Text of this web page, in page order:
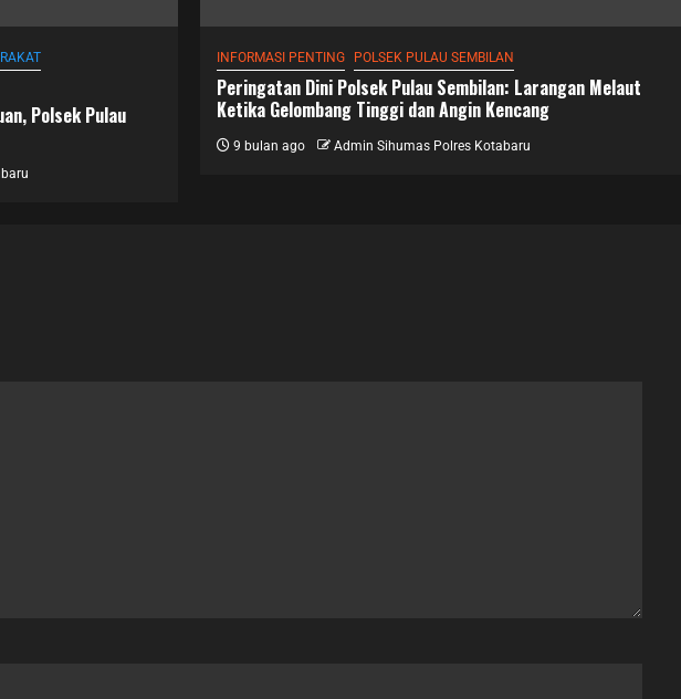
Polsek Pulau
INFORMASI PENTING POLSEK PULAU SEMBILAN
Peringatan Dini Polsek Pulau Sembilan: Larangan Melaut
Ketika Gelombang Tinggi dan Angin Kencang
9 bulan ago Admin Sihumas Polres Kotabaru